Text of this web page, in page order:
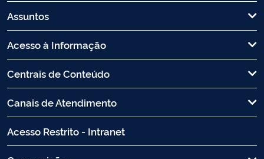
Assuntos
Acesso à Informação
Centrais de Conteúdo
Canais de Atendimento
Acesso Restrito - Intranet